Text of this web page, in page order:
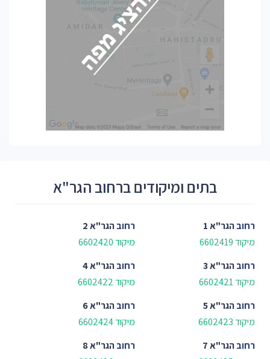
בתים ומיקודים ברחוב הגר"א
רחובהגר"א 1
מיקוד 6602419
רחובהגר"א 2
מיקוד 6602420
רחובהגר"א 3
מיקוד 6602421
רחובהגר"א 4
מיקוד 6602422
רחובהגר"א 5
מיקוד 6602423
רחובהגר"א 6
מיקוד 6602424
רחובהגר"א 7
רחובהגר"א 8